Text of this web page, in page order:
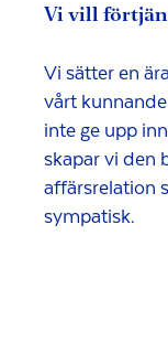
Vi vill
Vi sätter en
vårt
inte ge upp
skapar vi den
affärsrelation
sympatisk.